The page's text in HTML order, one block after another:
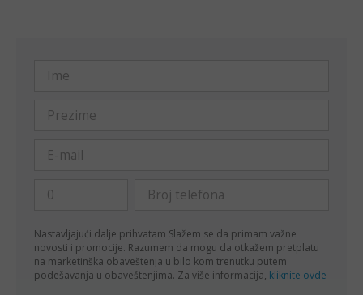
Nastavljajući dalje prihvatam Slažem se da primam važne
novosti i promocije. Razumem da mogu da otkažem pretplatu
na marketinška obaveštenja u bilo kom trenutku putem
podešavanja u obaveštenjima. Za više informacija, kliknite ovde